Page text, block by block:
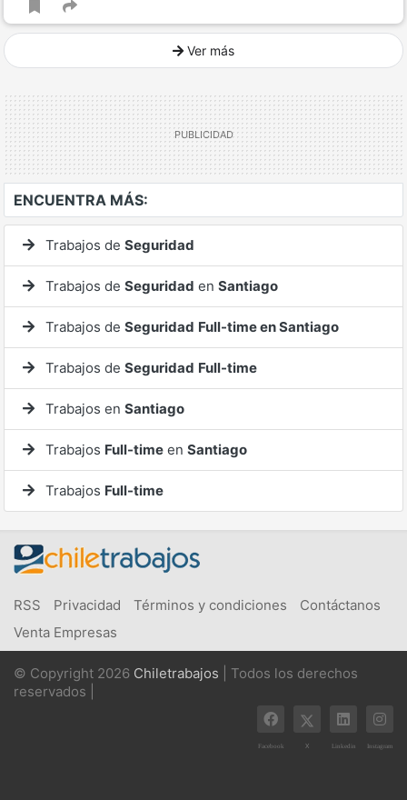
Ver más
ENCUENTRA MÁS:
Trabajos de Seguridad
Trabajos de Seguridad en Santiago
Trabajos de Seguridad Full-time en Santiago
Trabajos de Seguridad Full-time
Trabajos en Santiago
Trabajos Full-time en Santiago
Trabajos Full-time
RSS Privacidad Términos y condiciones
Contáctanos
Venta Empresas
© Copyright 2026 Chiletrabajos | Todos los derechos
reservados |
Facebook X Linkedin Instagram